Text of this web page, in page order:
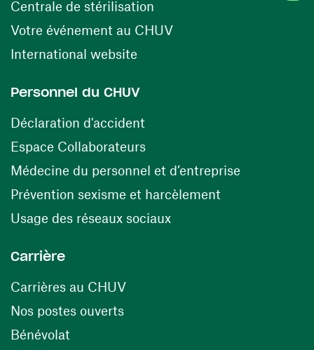
Centrale de stérilisation (ouvre une nouvelle
Votre événement au CHUV(ouvre une nouvelle
International website
Personnel du CHUV
Déclaration d'accident
Espace Collaborateurs(ouvre une nouvelle fenêtre)
Médecine du personnel et d’entreprise
Prévention sexisme et harcèlement
Usage des réseaux sociaux(ouvre une nouvelle
Carrière
Carrières au CHUV(ouvre une nouvelle fenêtre)
Nos postes ouverts(ouvre une nouvelle fenêtre)
Bénévolat